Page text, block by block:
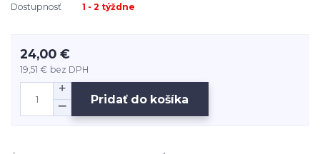
Dostupnosť 1 - 2 týždne
24,00 €
19,51 € bez DPH
Pridať do košíka